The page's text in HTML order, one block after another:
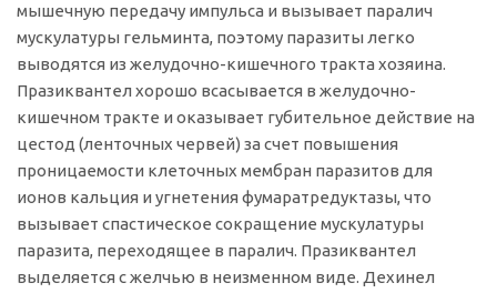
мышечную передачу импульса и вызывает паралич
мускулатуры гельминта, поэтому паразиты легко
выводятся из желудочно-кишечного тракта хозяина.
Празиквантел хорошо всасывается в желудочно-
кишечном тракте и оказывает губительное действие на
цестод (ленточных червей) за счет повышения
проницаемости клеточных мембран паразитов для
ионов кальция и угнетения фумаратредуктазы, что
вызывает спастическое сокращение мускулатуры
паразита, переходящее в паралич. Празиквантел
выделяется с желчью в неизменном виде. Дехинел